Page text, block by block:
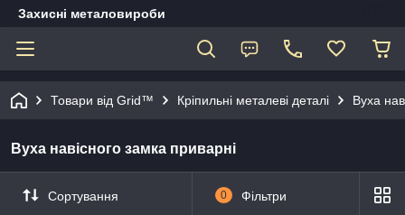
Захисні металовироби
Товари від Grid™ Кріпильні металеві деталі Вуха
Вуха навісного замка приварні
Сортування 0 Фільтри